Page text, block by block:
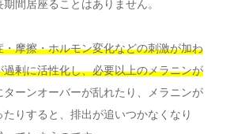
間居座ることはありません。
・摩擦・ホルモン変化などの刺激が加わ
剰に活性化し、必要以上のメラニンが
ターンオーバーが乱れたり、メラニンが
りすると、排出が追いつかなくなり